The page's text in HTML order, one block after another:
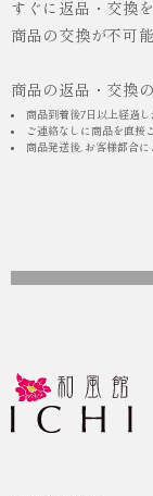
すぐに返品・交換
商品の交換が不可
商品の返品・交換
商品到着後7日以上経過
ご連絡なしに商品を直接
商品発送後, お客様都合